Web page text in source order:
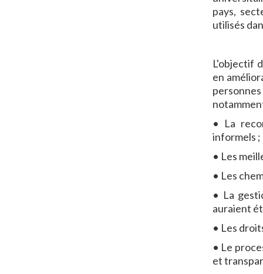
pays,
utilisés
L'objectif
en
• La
informels ;
• Les
• Les
• La
auraient
• Les
• Le
et